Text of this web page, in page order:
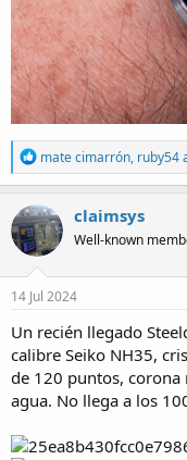
R
e
a
c
t
i
o
n
s
mate cimarrón, ruby54
claimsys
Well-known
14 Jul 2024
Un recién llegado
calibre Seiko NH35,
de 120 puntos, corona
agua. No llega a los